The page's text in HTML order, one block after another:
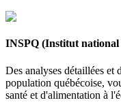
INSPQ (Institut national
Des analyses détaillées et
population québécoise,
santé et d'alimentation à